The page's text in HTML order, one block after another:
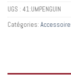
UGS : 41:UMPENGUIN
Catégories: